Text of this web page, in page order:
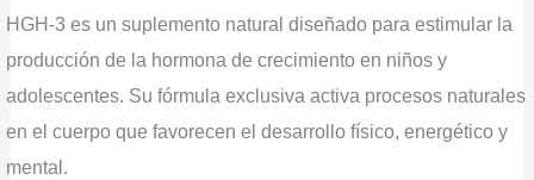
HGH-3 es un suplemento natural diseñado para estimular la
producción de la hormona de crecimiento en niños y
adolescentes. Su fórmula exclusiva activa procesos naturales
en el cuerpo que favorecen el desarrollo físico, energético y
mental.